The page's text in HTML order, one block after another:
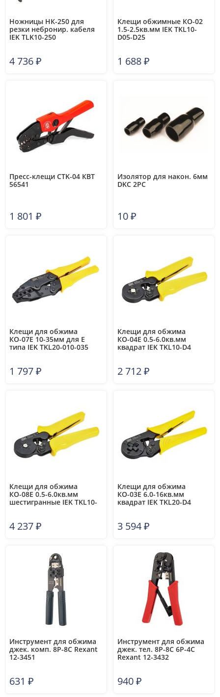
Ножницы НК-250 для
резки небронир. кабеля
IEK TLK10-250
4 736₽
Клещи обжимные КО-02
1.5-2.5кв.мм IEK TKL10-
D05-D25
1 688₽
Пресс-клещи CTK-04 КВТ
56541
1 801 ₽
Изолятор для након. 6мм
DKC 2PC
10₽
Клещи для обжима
КО-07Е 10-35мм для Е
типа IEK TKL20-010-035
1 797₽
Клещи для обжима
КО-04Е 0.5-6.0кв.мм
квадрат IEK TKL10-D4
2 712₽
Клещи для обжима
КО-08Е 0.5-6.0кв.мм
шестигранные IEK TKL10-
4 237₽
Клещи для обжима
КО-03Е 6.0-16кв.мм
квадрат IEK TKL20-D4
3 594₽
Инструмент для обжима
джек. комп. 8P-8C Rexant
12-3451
631 ₽
Инструмент для обжима
джек. тел. 8P-8C 6P-4C
Rexant 12-3432
940₽